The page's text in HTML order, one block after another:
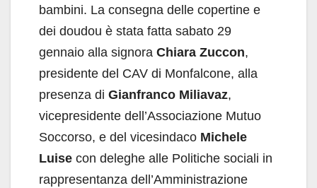
bambini. La consegna delle copertine e
dei doudou è stata fatta sabato 29
gennaio alla signora Chiara Zuccon,
presidente del CAV di Monfalcone, alla
presenza di Gianfranco Miliavaz,
vicepresidente dell’Associazione Mutuo
Soccorso, e del vicesindaco Michele
Luise con deleghe alle Politiche sociali in
rappresentanza dell’Amministrazione